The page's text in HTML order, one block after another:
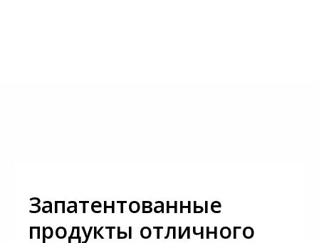
Запатентованные
продукты отличного